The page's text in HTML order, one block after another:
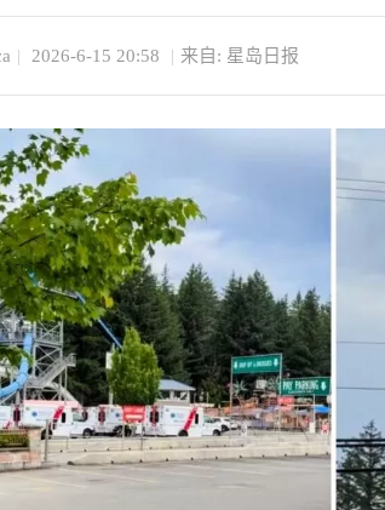
| 2026-6-15 20:58 | 来自: 星岛日报